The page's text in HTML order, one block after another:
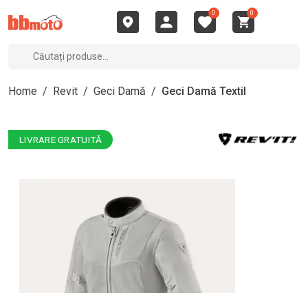
0 0
Home / Revit / Geci Damă / Geci Damă Textil
LIVRARE GRATUITĂ